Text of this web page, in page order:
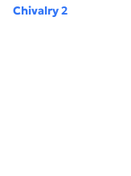
Chivalry 2